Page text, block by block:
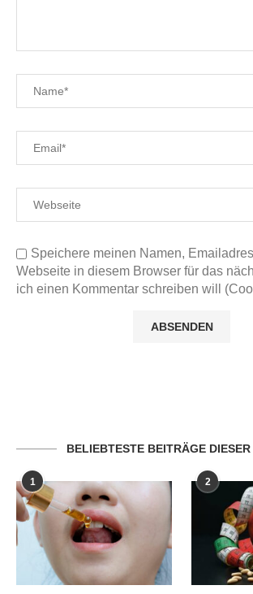
Speichere meinen Namen,
Webseite in diesem Browser für das
ich einen Kommentar schreiben will
BELIEBTESTE BEITRÄGE DIESER
1 2